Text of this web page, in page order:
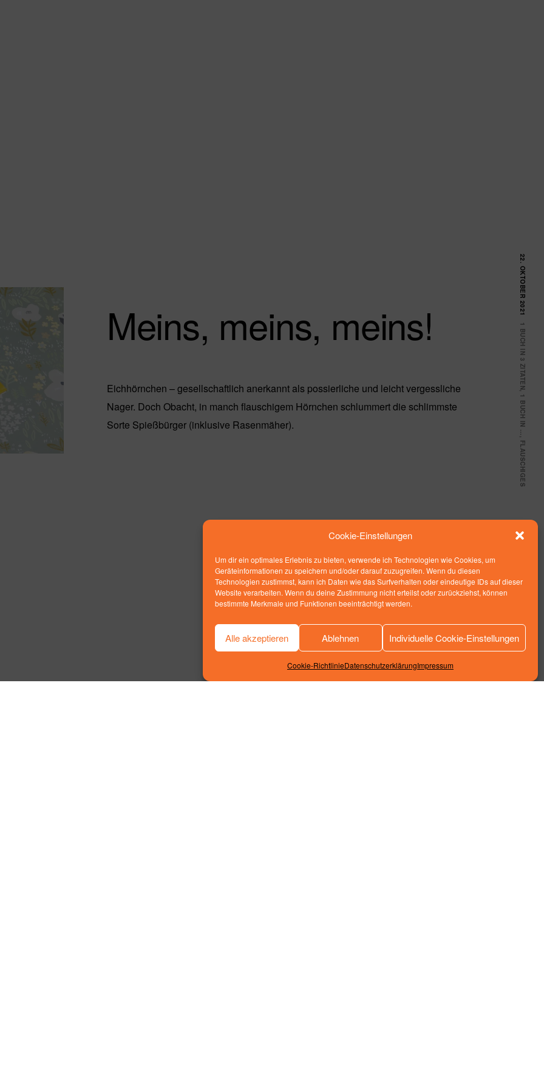
Cookie-Einstellungen
Um dir ein optimales Erlebnis zu bieten, verwende ich Technologien wie Cookies, um
Geräteinformationen zu speichern und/oder darauf zuzugreifen. Wenn du diesen
Technologien zustimmst, kann ich Daten wie das Surfverhalten oder eindeutige IDs auf dieser
Website verarbeiten. Wenn du deine Zustimmung nicht erteilst oder zurückziehst, können
bestimmte Merkmale und Funktionen beeinträchtigt werden.
Alle akzeptieren Ablehnen Individuelle Cookie-Einstellungen
Cookie-RichtlinieDatenschutzerklärungImpressum
Meins, meins, meins!
22. OKTOBER 2021
1 BUCH IN 3 ZITATEN
,
1 BUCH IN …
,
FLAUSCHIGES
Eichhörnchen – gesellschaftlich anerkannt als possierliche und leicht vergessliche
Nager. Doch Obacht, in manch flauschigem Hörnchen schlummert die schlimmste
Sorte Spießbürger (inklusive Rasenmäher).
Impressum
Datenschutzerklärung